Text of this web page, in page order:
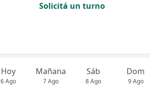
Solicitá un turno
Hoy
6 Ago
Mañana
7 Ago
Sáb
8 Ago
Dom
9 Ago